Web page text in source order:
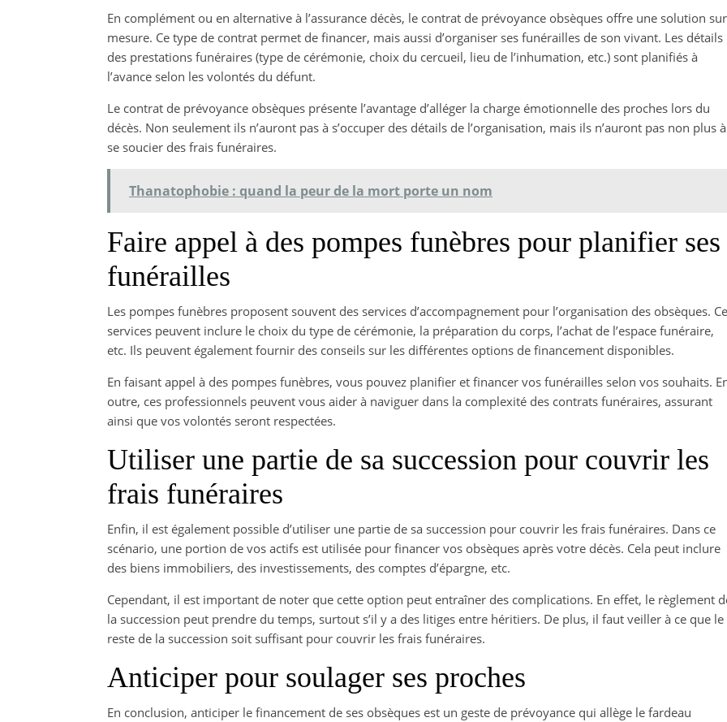
En complément ou en alternative à l’assurance décès, le contrat de prévoyance obsèques offre une solution
mesure. Ce type de contrat permet de financer, mais aussi d’organiser ses funérailles de son vivant. Les détails
des prestations funéraires (type de cérémonie, choix du cercueil, lieu de l’inhumation, etc.) sont planifiés à
l’avance selon les volontés du défunt.
Le contrat de prévoyance obsèques présente l’avantage d’alléger la charge émotionnelle des proches lors du
décès. Non seulement ils n’auront pas à s’occuper des détails de l’organisation, mais ils n’auront pas non plus à
se soucier des frais funéraires.
Thanatophobie : quand la peur de la mort porte un nom
Faire appel à des pompes funèbres pour planifier ses
funérailles
Les pompes funèbres proposent souvent des services d’accompagnement pour l’organisation des obsèques.
services peuvent inclure le choix du type de cérémonie, la préparation du corps, l’achat de l’espace funéraire,
etc. Ils peuvent également fournir des conseils sur les différentes options de financement disponibles.
En faisant appel à des pompes funèbres, vous pouvez planifier et financer vos funérailles selon vos souhaits.
outre, ces professionnels peuvent vous aider à naviguer dans la complexité des contrats funéraires, assurant
ainsi que vos volontés seront respectées.
Utiliser une partie de sa succession pour couvrir les
frais funéraires
Enfin, il est également possible d’utiliser une partie de sa succession pour couvrir les frais funéraires. Dans ce
scénario, une portion de vos actifs est utilisée pour financer vos obsèques après votre décès. Cela peut inclure
des biens immobiliers, des investissements, des comptes d’épargne, etc.
Cependant, il est important de noter que cette option peut entraîner des complications. En effet, le règlement
la succession peut prendre du temps, surtout s’il y a des litiges entre héritiers. De plus, il faut veiller à ce que le
reste de la succession soit suffisant pour couvrir les frais funéraires.
Anticiper pour soulager ses proches
En conclusion, anticiper le financement de ses obsèques est un geste de prévoyance qui allège le fardeau